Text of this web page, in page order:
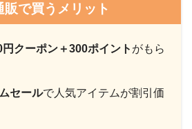
販で買うメリット
クーポン＋300ポイント がもら
セールで人気アイテムが割引価